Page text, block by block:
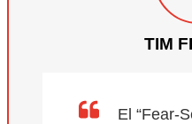
TIM
El “Fear-